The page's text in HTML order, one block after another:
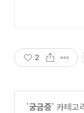
2
'궁금증' 카테고